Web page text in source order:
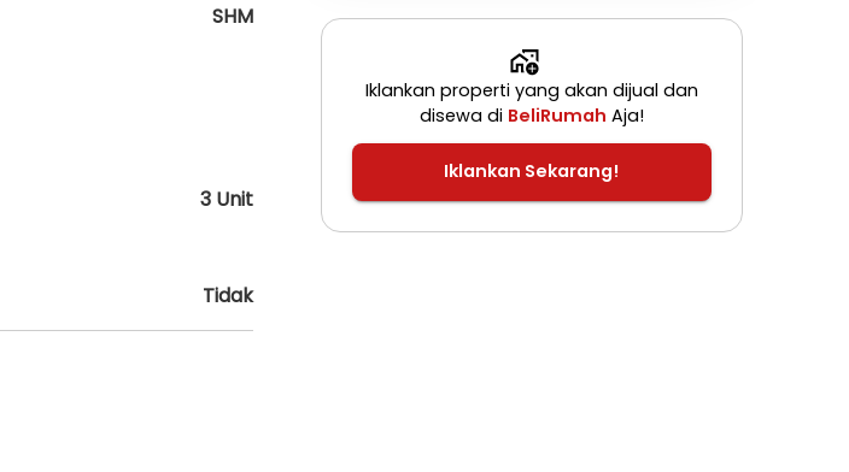
SHM
3 Unit
Tidak
Iklankan properti yang akan dijual dan
disewa di BeliRumah Aja!
Iklankan Sekarang!